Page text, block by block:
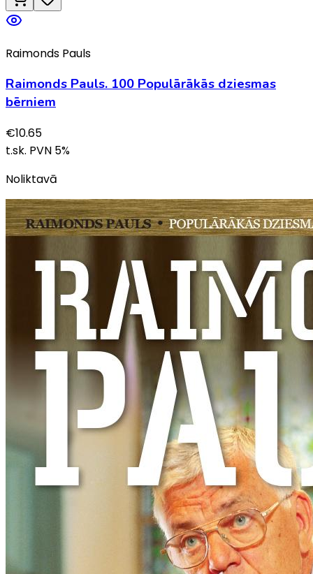
Raimonds Pauls
Raimonds Pauls. 100 Populārākās dziesmas
bērniem
€10.65
t.sk. PVN 5%
Noliktavā